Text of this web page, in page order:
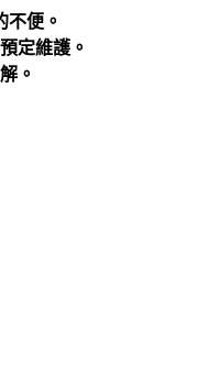
不便。
定維護。
。